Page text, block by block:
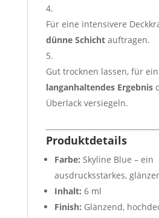
Für eine intensivere
dünne Schichtauftragen.
Gut trocknen lassen, für ein
langanhaltendes Ergebnis
Überlack versiegeln.
Produktdetails
Farbe: Skyline Blue – ein
ausdrucksstarkes,
Inhalt: 6 ml
Finish: Glänzend,